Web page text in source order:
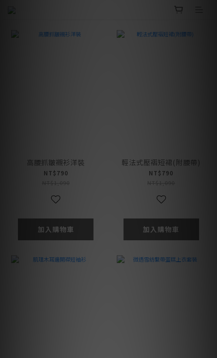
高腰抓皺襯衫洋裝
NT$790
NT$1,090
加入購物車
輕法式壓褶短裙(附腰帶)
NT$790
NT$1,090
加入購物車